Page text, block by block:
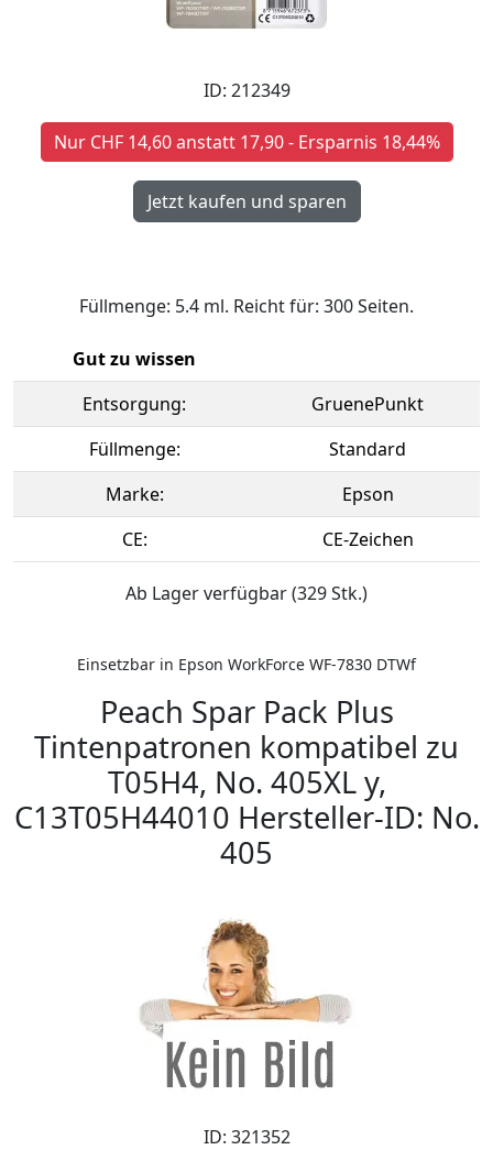
ID: 212349
Nur CHF 14,60 anstatt 17,90 - Ersparnis 18,44%
Füllmenge: 5.4 ml. Reicht für: 300 Seiten.
Gut zu wissen
Entsorgung:
GruenePunkt
Füllmenge:
Standard
Marke:
Epson
CE:
CE-Zeichen
Ab Lager verfügbar (329 Stk.)
Einsetzbar in Epson WorkForce WF-7830 DTWf
Peach Spar Pack Plus
Tintenpatronen kompatibel zu
T05H4, No. 405XL y,
C13T05H44010 Hersteller-ID: No.
405
ID: 321352